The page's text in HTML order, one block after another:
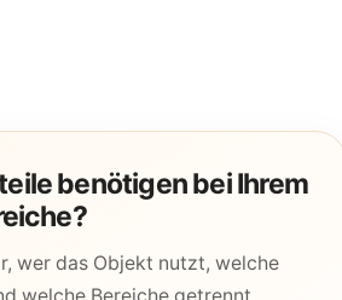
benötigen bei Ihrem
wer das Objekt nutzt, welche